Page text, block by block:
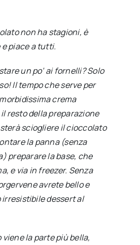
non ha stagioni, è
piace a tutti.
un po’ ai fornelli? Solo
Il tempo che serve per
crema
resto della preparazione
sciogliere il cioccolato
la panna (senza
preparare la base, che
e via in freezer. Senza
avrete bello e
dessert al
la parte più bella,